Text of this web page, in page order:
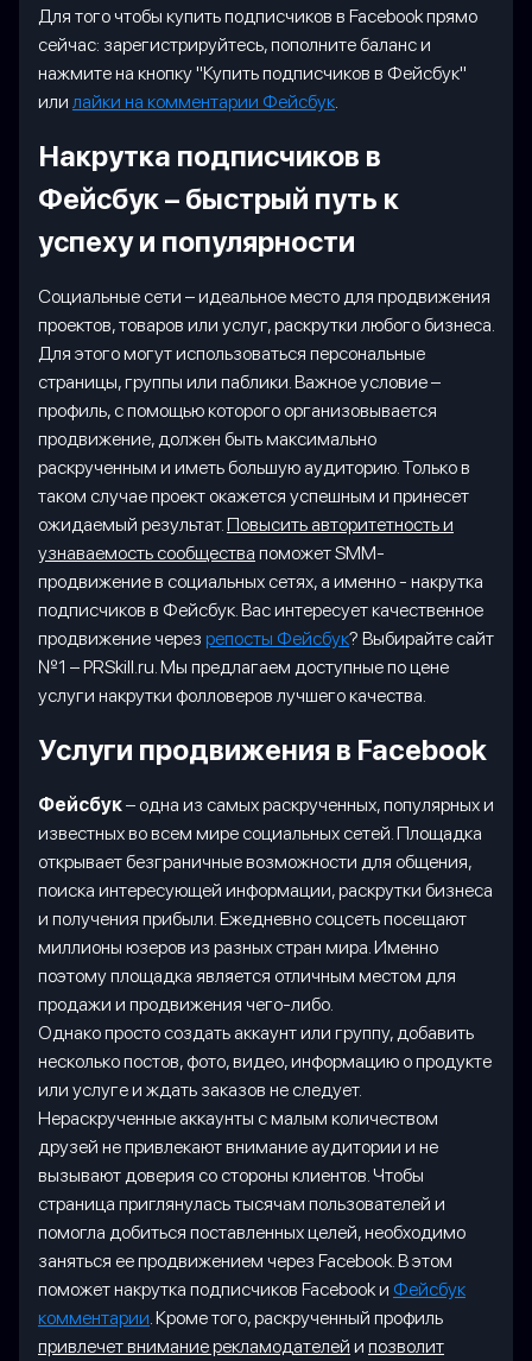
Для того чтобы купить подписчиков в Facebook прямо
сейчас: зарегистрируйтесь, пополните баланс и
нажмите на кнопку "Купить подписчиков в Фейсбук"
или лайки на комментарии Фейсбук
Накрутка подписчиков в
Фейсбук – быстрый путь к
успеху и популярности
Социальные сети – идеальное место для продвижения
проектов, товаров или услуг, раскрутки любого бизнеса.
Для этого могут использоваться персональные
страницы, группы или паблики. Важное условие –
профиль, с помощью которого организовывается
продвижение, должен быть максимально
раскрученным и иметь большую аудиторию. Только в
таком случае проект окажется успешным и принесет
ожидаемый результат. Повысить авторитетность и
узнаваемость сообщества поможет SMM-
продвижение в социальных сетях, а именно - накрутка
подписчиков в Фейсбук. Вас интересует качественное
продвижение через репосты Фейсбук? Выбирайте сайт
№1 – PRSkill.ru. Мы предлагаем доступные по цене
услуги накрутки фолловеров лучшего качества.
Услуги продвижения в Facebook
Фейсбук– одна из самых раскрученных, популярных и
известных во всем мире социальных сетей. Площадка
открывает безграничные возможности для общения,
поиска интересующей информации, раскрутки бизнеса
и получения прибыли. Ежедневно соцсеть посещают
миллионы юзеров из разных стран мира. Именно
поэтому площадка является отличным местом для
продажи и продвижения чего-либо.
Однако просто создать аккаунт или группу, добавить
несколько постов, фото, видео, информацию о продукте
или услуге и ждать заказов не следует.
Нераскрученные аккаунты с малым количеством
друзей не привлекают внимание аудитории и не
вызывают доверия со стороны клиентов. Чтобы
страница приглянулась тысячам пользователей и
помогла добиться поставленных целей, необходимо
заняться ее продвижением через Facebook. В этом
поможет накрутка подписчиков Facebook и Фейсбук
комментарии . Кроме того, раскрученный профиль
привлечет внимание рекламодателей и позволит